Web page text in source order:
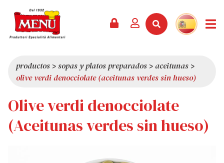
CATÁLOGO
SERVICIOS
ÚLTIMAS NOVEDADES
PREMIOS
RESEÑA DE LA PRENSA
QUIÉNES SOMOS
CALIDAD
VALORES
CURIOSIDADES
productos >sopas y platos preparados >aceitunas >
olive verdi denocciolate (aceitunas verdes sin hueso)
Olive verdi denocciolate
(Aceitunas verdes sin hueso)